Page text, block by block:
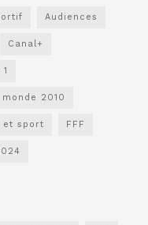
Audiences
Canal+
2010
et sport FFF